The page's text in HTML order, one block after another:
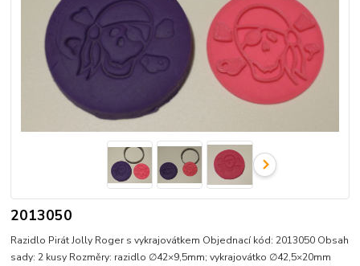
2013050
Razidlo Pirát Jolly Roger s vykrajovátkem Objednací kód: 2013050 Obsah
sady: 2 kusy Rozměry: razidlo ∅42×9,5mm; vykrajovátko ∅42,5×20mm